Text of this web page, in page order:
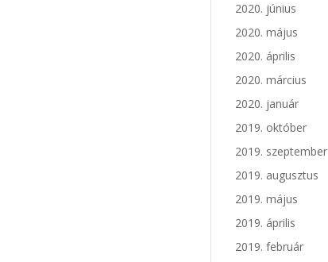
2020. június
2020. május
2020. április
2020. március
2020. január
2019. október
2019. szeptember
2019. augusztus
2019. május
2019. április
2019. február